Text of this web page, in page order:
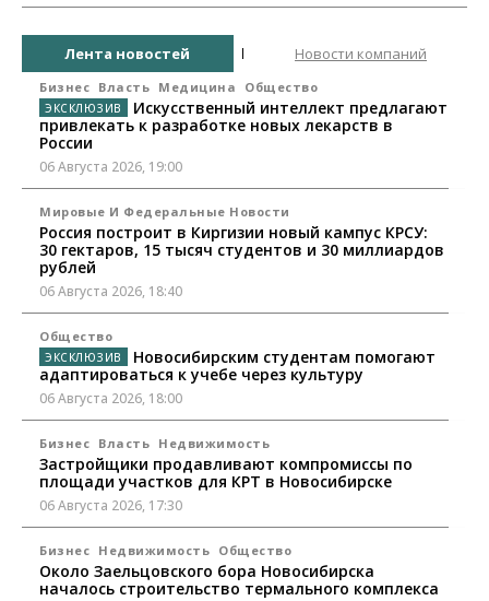
Лента новостей Новости компаний
Бизнес Власть Медицина Общество
Искусственный интеллект предлагают
привлекать к разработке новых лекарств в
России
06 Августа 2026, 19:00
Мировые И Федеральные Новости
Россия построит в Киргизии новый кампус КРСУ:
30 гектаров, 15 тысяч студентов и 30 миллиардов
рублей
06 Августа 2026, 18:40
Общество
Новосибирским студентам помогают
адаптироваться к учебе через культуру
06 Августа 2026, 18:00
Бизнес Власть Недвижимость
Застройщики продавливают компромиссы по
площади участков для КРТ в Новосибирске
06 Августа 2026, 17:30
Бизнес Недвижимость Общество
Около Заельцовского бора Новосибирска
началось строительство термального комплекса